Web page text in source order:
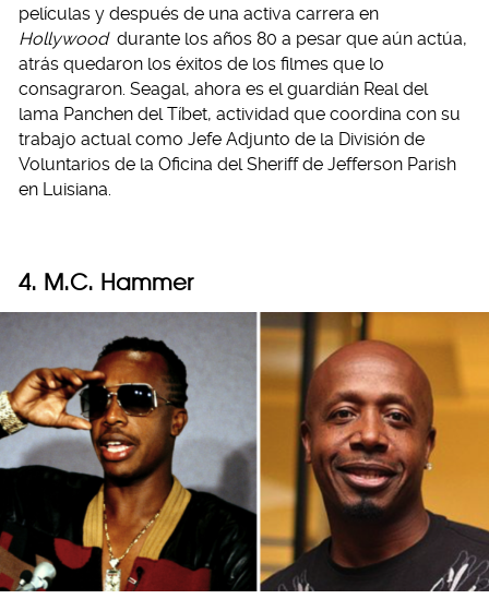
películas y después de una activa carrera en
Hollywood durante los años 80 a pesar que aún actúa,
atrás quedaron los éxitos de los filmes que lo
consagraron. Seagal, ahora es el guardián Real del
lama Panchen del Tíbet, actividad que coordina con su
trabajo actual como Jefe Adjunto de la División de
Voluntarios de la Oficina del Sheriff de Jefferson Parish
en Luisiana.
4. M.C. Hammer